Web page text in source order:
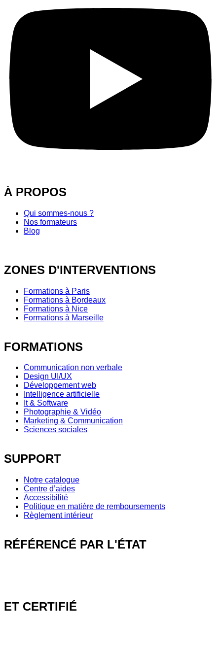
À PROPOS
Qui sommes-nous ?
Nos formateurs
Blog
ZONES D'INTERVENTIONS
Formations à Paris
Formations à Bordeaux
Formations à Nice
Formations à Marseille
FORMATIONS
Communication non verbale
Design UI/UX
Développement web
Intelligence artificielle
It & Software
Photographie & Vidéo
Marketing & Communication
Sciences sociales
SUPPORT
Notre catalogue
Centre d’aides
Accessibilité
Politique en matière de remboursements
Règlement intérieur
RÉFÉRENCÉ PAR L'ÉTAT
ET CERTIFIÉ